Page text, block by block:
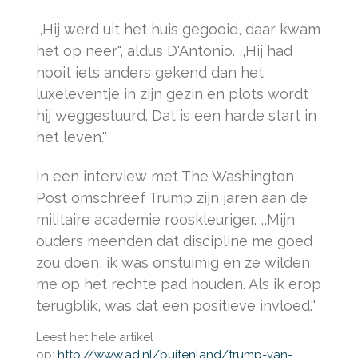
,,Hij werd uit het huis gegooid, daar kwam
het op neer", aldus D'Antonio. ,,Hij had
nooit iets anders gekend dan het
luxeleventje in zijn gezin en plots wordt
hij weggestuurd. Dat is een harde start in
het leven.''
In een interview met The Washington
Post omschreef Trump zijn jaren aan de
militaire academie rooskleuriger. ,,Mijn
ouders meenden dat discipline me goed
zou doen, ik was onstuimig en ze wilden
me op het rechte pad houden. Als ik erop
terugblik, was dat een positieve invloed.''
Leest het hele artikel
op: http://www.ad.nl/buitenland/trump-van-